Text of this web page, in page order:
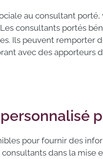
au consultant
consultants portés
Ils peuvent remporter
avec des apporteurs
pour fournir des
dans la mise